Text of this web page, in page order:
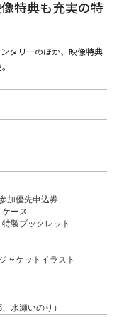
特典も充実の特
タリーのほか、映像特典
加優先申込券
ース
製ブックレット
ャケットイラスト
水瀬いのり）